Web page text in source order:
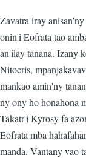
Zavatra iray
onin'i Eofrata tao
an'ilay tanana. Izany
Nitocris,
mankao amin'ny
ny ony ho honahona
Takatr'i Kyrosy fa
Eofrata mba
manda. Vantany vao